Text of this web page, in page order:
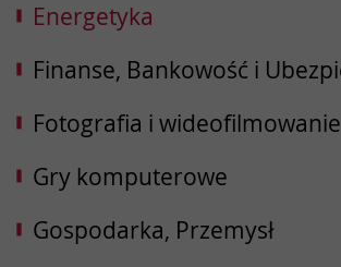
Energetyka
Finanse, Bankowość i
Fotografia i wideofilmowanie
Gry komputerowe
Gospodarka, Przemysł